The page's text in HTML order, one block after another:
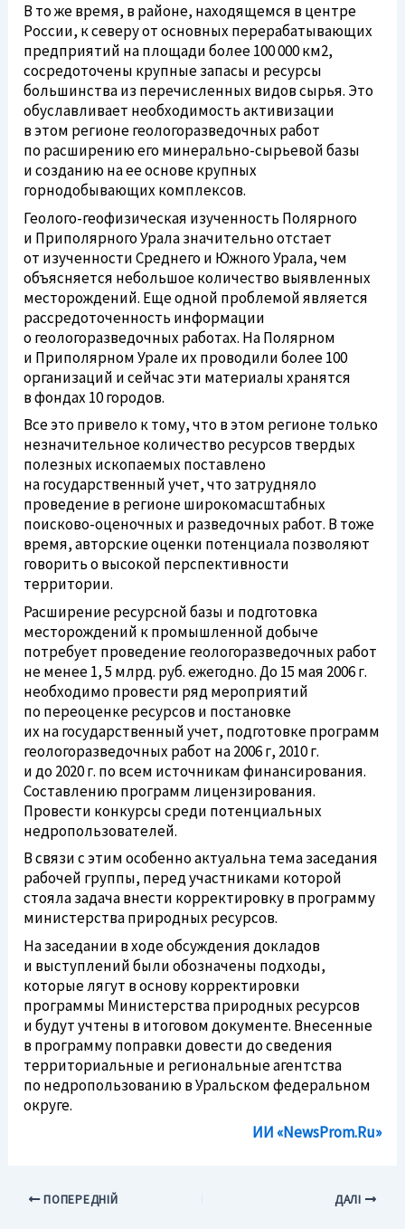
В то же время, в районе, находящемся в центре
России, к северу от основных перерабатывающих
предприятий на площади более 100 000 км2,
сосредоточены крупные запасы и ресурсы
большинства из перечисленных видов сырья. Это
обуславливает необходимость активизации
в этом регионе геологоразведочных работ
по расширению егоминерально-сырьевойбазы
и созданию на ее основе крупных
горнодобывающих комплексов.
Геолого-геофизическая изученность Полярного
и Приполярного Урала значительно отстает
от изученности Среднего и Южного Урала, чем
объясняется небольшое количество выявленных
месторождений. Еще одной проблемой является
рассредоточенность информации
огеологоразведочныхработах. На Полярном
и Приполярном Урале их проводили более 100
организаций и сейчас эти материалы хранятся
в фондах 10 городов.
Все это привело к тому, что в этом регионе только
незначительное количество ресурсов твердых
полезных ископаемых поставлено
на государственный учет, что затрудняло
проведение в регионе широкомасштабных
поисково-оценочныхи разведочных работ. В тоже
время, авторские оценки потенциала позволяют
говорить о высокой перспективности
территории.
Расширение ресурсной базы и подготовка
месторождений к промышленной добыче
потребует проведениегеологоразведочныхработ
не менее 1, 5 млрд. руб. ежегодно. До 15 мая 2006 г.
необходимо провести ряд мероприятий
по переоценке ресурсов и постановке
их на государственный учет, подготовке программ
геологоразведочныхработ на 2006 г, 2010 г.
и до 2020 г. по всем источникам финансирования.
Составлению программ лицензирования.
Провести конкурсы среди потенциальных
недропользователей.
В связи с этим особенно актуальна тема заседания
рабочей группы, перед участниками которой
стояла задача внести корректировку в программу
министерства природных ресурсов.
На заседании в ходе обсуждения докладов
и выступлений были обозначены подходы,
которые лягут в основу корректировки
программы Министерства природных ресурсов
и будут учтены в итоговом документе. Внесенные
в программу поправки довести до сведения
территориальные и региональные агентства
по недропользованию в Уральском федеральном
округе.
ИИ «NewsProm.Ru»
ПОПЕРЕДНІЙ ДАЛІ